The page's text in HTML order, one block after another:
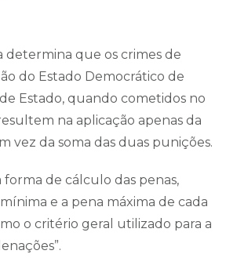
determina que os crimes de
do Estado Democrático de
Estado, quando cometidos no
na aplicação apenas da
vez da soma das duas punições.
de cálculo das penas,
e a pena máxima de cada
o critério geral utilizado para a